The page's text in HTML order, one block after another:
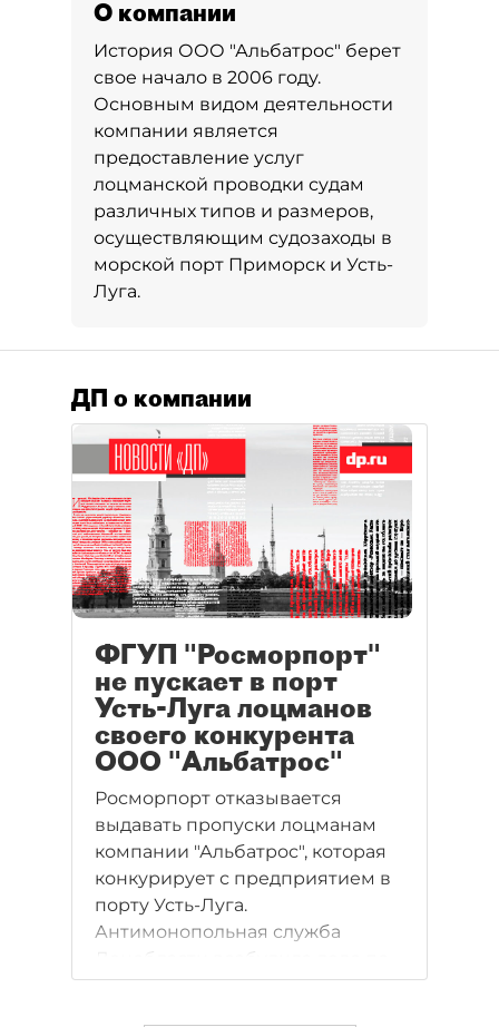
О компании
История ООО "Альбатрос" берет
свое начало в 2006 году.
Основным видом деятельности
компании является
предоставление услуг
лоцманской проводки судам
различных типов и размеров,
осуществляющим судозаходы в
морской порт Приморск и Усть-
Луга.
ДП о компании
ФГУП "Росморпорт"
не пускает в порт
Усть-Луга лоцманов
своего конкурента
ООО "Альбатрос"
Росморпорт отказывается
выдавать пропуски лоцманам
компании "Альбатрос", которая
конкурирует с предприятием в
порту Усть-Луга.
Антимонопольная служба
этому факту. Так регион вступил